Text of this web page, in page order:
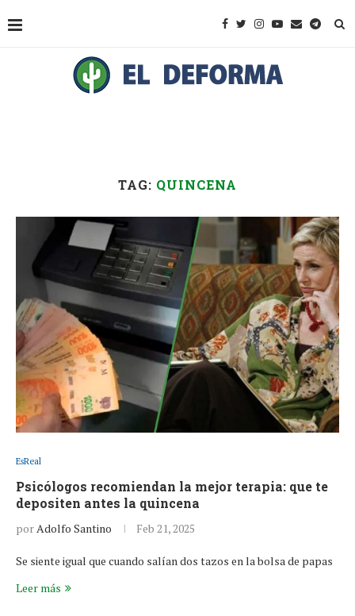
TAG: QUINCENA
EsReal
Psicólogos recomiendan la mejor terapia: que te
depositen antes la quincena
porAdolfo Santino Feb 21, 2025
Se siente igual que cuando salían dos tazos en la bolsa de papas
Leer más